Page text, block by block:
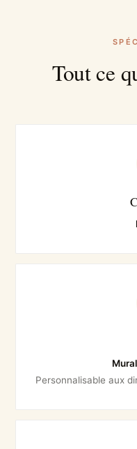
Tout ce
Personnalisable aux